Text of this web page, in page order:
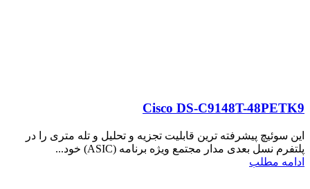
Cisco DS-C9148T-48PETK9
این سوئیچ پیشرفته ترین قابلیت تجزیه و تحلیل و تله متری را در
پلتفرم نسل بعدی مدار مجتمع ویژه برنامه (ASIC) خود...
ادامه مطلب